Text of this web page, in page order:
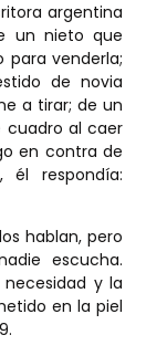
argentina
un nieto que
venderla;
de novia
a tirar; de un
cuadro al caer
en contra de
él respondía:
hablan, pero
escucha.
y la
en la piel